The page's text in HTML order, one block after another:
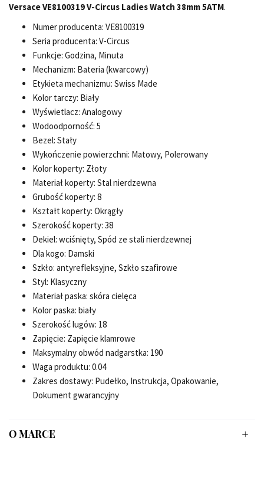
Versace VE8100319 V-Circus Ladies Watch 38mm 5ATM.
Numer producenta: VE8100319
Seria producenta: V-Circus
Funkcje: Godzina, Minuta
Mechanizm: Bateria (kwarcowy)
Etykieta mechanizmu: Swiss Made
Kolor tarczy: Biały
Wyświetlacz: Analogowy
Wodoodporność: 5
Bezel: Stały
Wykończenie powierzchni: Matowy, Polerowany
Kolor koperty: Złoty
Materiał koperty: Stal nierdzewna
Grubość koperty: 8
Kształt koperty: Okrągły
Szerokość koperty: 38
Dekiel: wciśnięty, Spód ze stali nierdzewnej
Dla kogo: Damski
Szkło: antyrefleksyjne, Szkło szafirowe
Styl: Klasyczny
Materiał paska: skóra cielęca
Kolor paska: biały
Szerokość lugów: 18
Zapięcie: Zapięcie klamrowe
Maksymalny obwód nadgarstka: 190
Waga produktu: 0.04
Zakres dostawy: Pudełko, Instrukcja, Opakowanie,
Dokument gwarancyjny
O MARCE